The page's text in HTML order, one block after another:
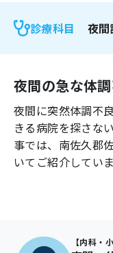
よくあるご質問
診療科目 夜
夜間の急な体
夜間に突然体調不
きる病院を探さな
事では、 南佐久郡
いてご紹介していま
【内科・